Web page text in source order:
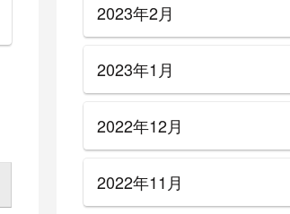
2023年2月
2023年1月
2022年12月
2022年11月